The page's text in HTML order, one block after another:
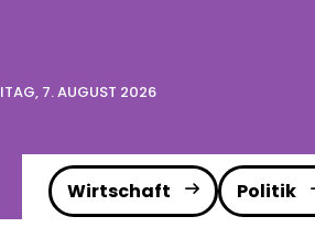
7. AUGUST 2026
Wirtschaft Politik